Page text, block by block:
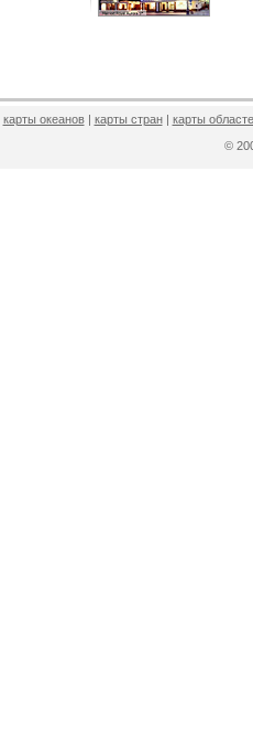
карты океанов| карты стран| карты
©